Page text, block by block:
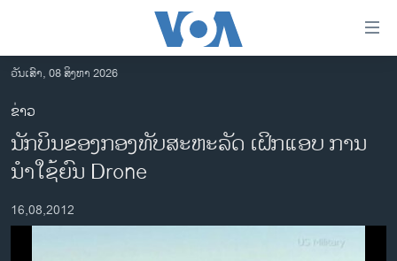
ເຂົ້າ
ຫາ
ຂ້າມ
ຂ້າມ
ຂ້າມ
ໄປ
ຫາ
ຊອກ
ອາເມຣິກາ
ການເລືອກຕັ້ງ ປະທານາທີບໍດີ ສະຫະລັດ 2024
ຂ່າວ​ຈີນ
ວັນເສົາ, 08 ສິງຫາ 2026
ຂ່າວ
ນັກບິນຂອງກອງທັບສະຫະລັດ ເຝິກແອບ ການ
ນໍາໃຊ້ຍົນ Drone
16,08,2012